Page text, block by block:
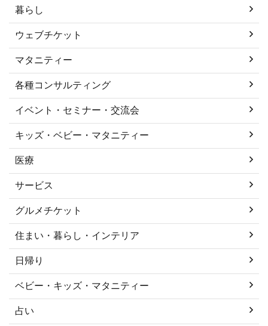
暮らし
ウェブチケット
マタニティー
各種コンサルティング
イベント・セミナー・交流会
キッズ・ベビー・マタニティー
医療
サービス
グルメチケット
住まい・暮らし・インテリア
日帰り
ベビー・キッズ・マタニティー
占い